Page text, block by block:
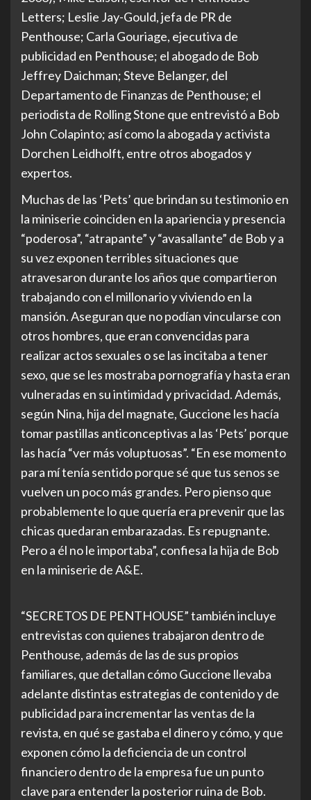
Letters; Leslie Jay-Gould, jefa de PR de
Penthouse; Carla Gouriage, ejecutiva de
publicidad en Penthouse; el abogado de Bob
Jeffrey Daichman; Steve Belanger, del
Departamento de Finanzas de Penthouse; el
periodista de Rolling Stone que entrevistó a Bob
John Colapinto; así como la abogada y activista
Dorchen Leidholft, entre otros abogados y
expertos.
Muchas de las ‘Pets’ que brindan su testimonio en
la miniserie coinciden en la apariencia y presencia
“poderosa”, “atrapante” y “avasallante” de Bob y a
su vez exponen terribles situaciones que
atravesaron durante los años que compartieron
trabajando con el millonario y viviendo en la
mansión. Aseguran que no podían vincularse con
otros hombres, que eran convencidas para
realizar actos sexuales o se las incitaba a tener
sexo, que se les mostraba pornografía y hasta eran
vulneradas en su intimidad y privacidad. Además,
según Nina, hija del magnate, Guccione les hacía
tomar pastillas anticonceptivas a las ‘Pets’ porque
las hacía “ver más voluptuosas”. “En ese momento
para mí tenía sentido porque sé que tus senos se
vuelven un poco más grandes. Pero pienso que
probablemente lo que quería era prevenir que las
chicas quedaran embarazadas. Es repugnante.
Pero a él no le importaba”, confiesa la hija de Bob
en la miniserie de A&E.
“SECRETOS DE PENTHOUSE” también incluye
entrevistas con quienes trabajaron dentro de
Penthouse, además de las de sus propios
familiares, que detallan cómo Guccione llevaba
adelante distintas estrategias de contenido y de
publicidad para incrementar las ventas de la
revista, en qué se gastaba el dinero y cómo, y que
exponen cómo la deficiencia de un control
financiero dentro de la empresa fue un punto
clave para entender la posterior ruina de Bob.